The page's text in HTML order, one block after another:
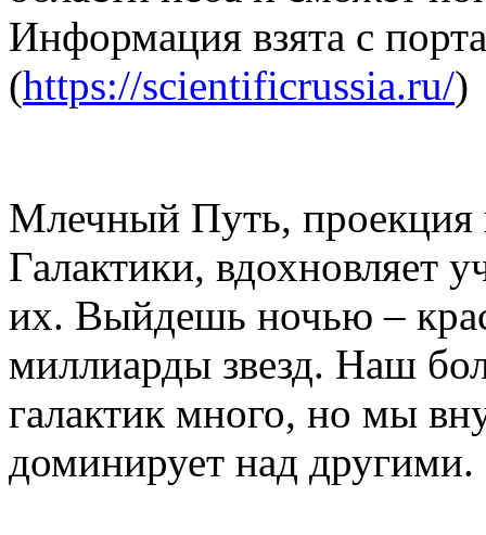
Информация взята с
(https://scientificrussia.ru/)
Млечный Путь, проекция
Галактики, вдохновляет
их. Выйдешь ночью –
миллиарды звезд. Наш
галактик много, но мы
доминирует над другими.